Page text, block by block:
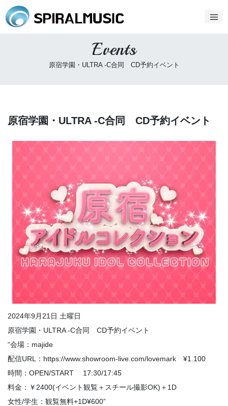
Events
原宿学園・ULTRA -C合同 CD予約イベント
原宿学園・ULTRA -C合同 CD予約イベント
2024年9月21日 土曜日
原宿学園・ULTRA -C合同 CD予約イベント
“会場：majide
配信URL：https://www.showroom-live.com/lovemark ¥1.100
時間：OPEN/START 17:30/17:45
料金：￥2400(イベント観覧＋スチール撮影OK)＋1D
女性/学生：観覧無料+1D¥600”